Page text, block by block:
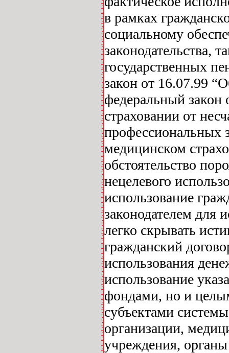
в рамках
социальному
законодательства,
государственных
закон от 16.07.99
федеральный закон
страховании от
профессиональных
медицинском
обстоятельство
нецелевого
использование
законодателем для
легко скрывать
гражданский
использования
использование
фондами, но и
субъектами
организации,
учреждения,